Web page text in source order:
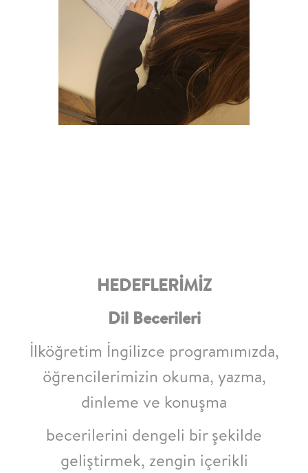
HEDEFLERİMİZ
Dil Becerileri
İlköğretim İngilizce programımızda,
öğrencilerimizin okuma, yazma,
dinleme ve konuşma
becerilerini dengeli bir şekilde
geliştirmek, zengin içerikli